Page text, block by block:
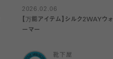
2026.02.06
【万能アイテム】シルク2WAYウォ
ーマー
靴下屋